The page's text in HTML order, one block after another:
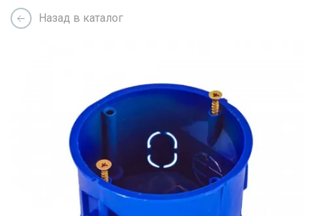
Назад в каталог